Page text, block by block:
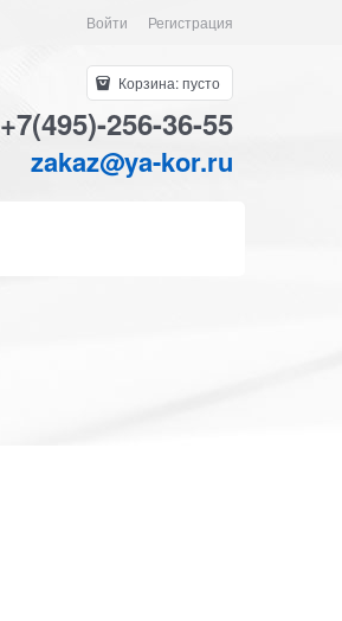
Войти Регистрация
Корзина:пусто
+7(495)-256-36-55
zakaz@ya-kor.ru